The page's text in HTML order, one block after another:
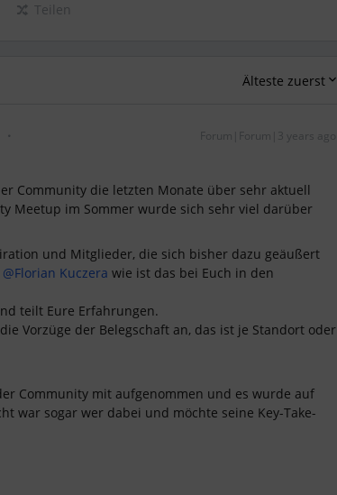
Teilen
Älteste zuerst
Forum|Forum|3 years ago
Community die letzten Monate über sehr aktuell
Meetup im Sommer wurde sich sehr viel darüber
und Mitglieder, die sich bisher dazu geäußert
@Florian Kuczera wie ist das bei Euch in den
teilt Eure Erfahrungen.
Vorzüge der Belegschaft an, das ist je Standort oder
Community mit aufgenommen und es wurde auf
war sogar wer dabei und möchte seine Key-Take-